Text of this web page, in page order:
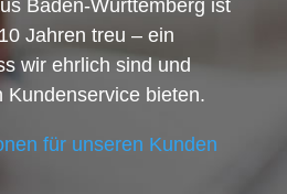
Baden-Württemberg ist
Jahren treu – ein
wir ehrlich sind und
Kundenservice bieten.
für unseren Kunden